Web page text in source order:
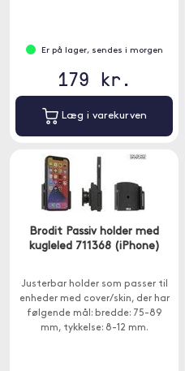
Er på lager, sendes i morgen
179 kr.
Læg i varekurven
Brodit Passiv holder med
kugleled 711368 (iPhone)
Justerbar holder som passer til
enheder med cover/skin, der har
følgende mål: bredde: 75-89
mm, tykkelse: 8-12 mm.